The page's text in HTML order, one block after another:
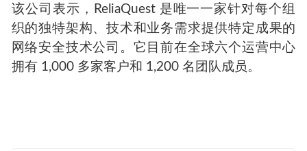
该公司表示，ReliaQuest 是唯一一家针对每个组
织的独特架构、技术和业务需求提供特定成果的
网络安全技术公司。它目前在全球六个运营中心
拥有 1,000 多家客户和 1,200 名团队成员。